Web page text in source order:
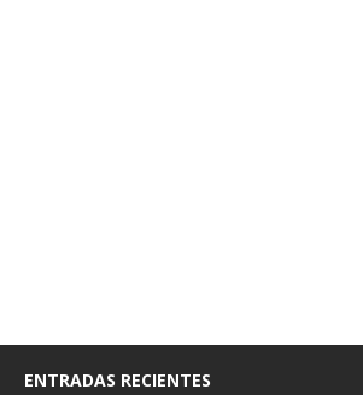
ENTRADAS RECIENTES